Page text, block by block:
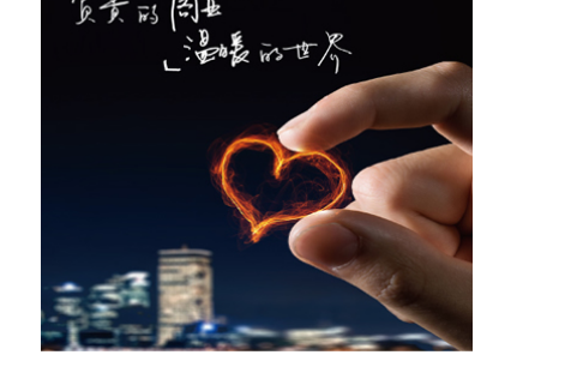
天。此前，双方已在美国驻意大利大使馆进行了为期
两天的密集磋商。
沙特利雅得航空公司6日宣布，该公司与中国民航信
息网络股份有限公司（中国航信）近日签署分销合作
协议，以进一步深化合作，加强沙特与中国之间的航
空互联互通。 根据协议，双方将围绕全渠道分销、现
代航空零售、数字化创新及未来旅客体验等领域开展
合作。此协议还支持利雅得航空持续拓展包括中国在
内的国际航线网络。
2026-08-06 22:56:17